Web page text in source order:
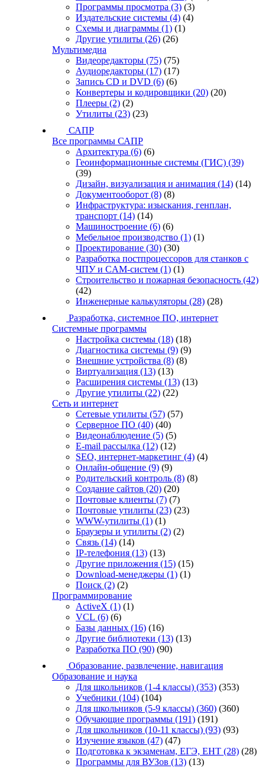
Программы просмотра (3) (3)
Издательские системы (4) (4)
Схемы и диаграммы (1) (1)
Другие утилиты (26) (26)
Мультимедиа
Видеоредакторы (75) (75)
Аудиоредакторы (17) (17)
Запись CD и DVD (6) (6)
Конвертеры и кодировщики (20) (20)
Плееры (2) (2)
Утилиты (23) (23)
САПР
Все программы САПР
Архитектура (6) (6)
Геоинформационные системы (ГИС) (39)
(39)
Дизайн, визуализация и анимация (14) (14)
Документооборот (8) (8)
Инфраструктура: изыскания, генплан,
транспорт (14) (14)
Машиностроение (6) (6)
Мебельное производство (1) (1)
Проектирование (30) (30)
Разработка постпроцессоров для станков с
ЧПУ и CAM-систем (1) (1)
Строительство и пожарная безопасность (42)
(42)
Инженерные калькуляторы (28) (28)
Разработка, системное ПО, интернет
Системные программы
Настройка системы (18) (18)
Диагностика системы (9) (9)
Внешние устройства (8) (8)
Виртуализация (13) (13)
Расширения системы (13) (13)
Другие утилиты (22) (22)
Сеть и интернет
Сетевые утилиты (57) (57)
Серверное ПО (40) (40)
Видеонаблюдение (5) (5)
E-mail рассылка (12) (12)
SEO, интернет-маркетинг (4) (4)
Онлайн-общение (9) (9)
Родительский контроль (8) (8)
Создание сайтов (20) (20)
Почтовые клиенты (7) (7)
Почтовые утилиты (23) (23)
WWW-утилиты (1) (1)
Браузеры и утилиты (2) (2)
Связь (14) (14)
IP-телефония (13) (13)
Другие приложения (15) (15)
Download-менеджеры (1) (1)
Поиск (2) (2)
Программирование
ActiveX (1) (1)
VCL (6) (6)
Базы данных (16) (16)
Другие библиотеки (13) (13)
Разработка ПО (90) (90)
Образование, развлечение, навигация
Образование и наука
Для школьников (1-4 классы) (353) (353)
Учебники (104) (104)
Для школьников (5-9 классы) (360) (360)
Обучающие программы (191) (191)
Для школьников (10-11 классы) (93) (93)
Изучение языков (47) (47)
Подготовка к экзаменам, ЕГЭ, ЕНТ (28) (28)
Программы для ВУЗов (13) (13)